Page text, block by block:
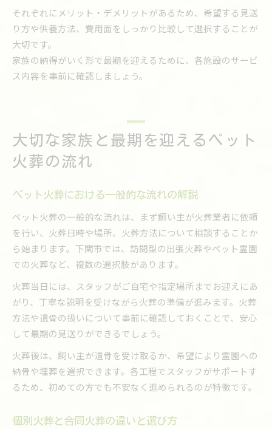
それぞれにメリット・デメリットがあるため、希望する見送
り方や供養方法、費用面をしっかり比較して選択することが
大切です。
家族の納得がいく形で最期を迎えるために、各施設のサービ
ス内容を事前に確認しましょう。
大切な家族と最期を迎えるペット
火葬の流れ
ペット火葬における一般的な流れの解説
ペット火葬の一般的な流れは、まず飼い主が火葬業者に依頼
を行い、火葬日時や場所、火葬方法について相談することか
ら始まります。下関市では、訪問型の出張火葬やペット霊園
での火葬など、複数の選択肢があります。
火葬当日には、スタッフがご自宅や指定場所までお迎えにあ
がり、丁寧な説明を受けながら火葬の準備が進みます。火葬
方法や遺骨の扱いについて事前に確認しておくことで、安心
して最期の見送りができるでしょう。
火葬後は、飼い主が遺骨を受け取るか、希望により霊園への
納骨や埋葬を選択できます。各工程でスタッフがサポートす
るため、初めての方でも不安なく進められるのが特徴です。
個別火葬と合同火葬の違いと選び方